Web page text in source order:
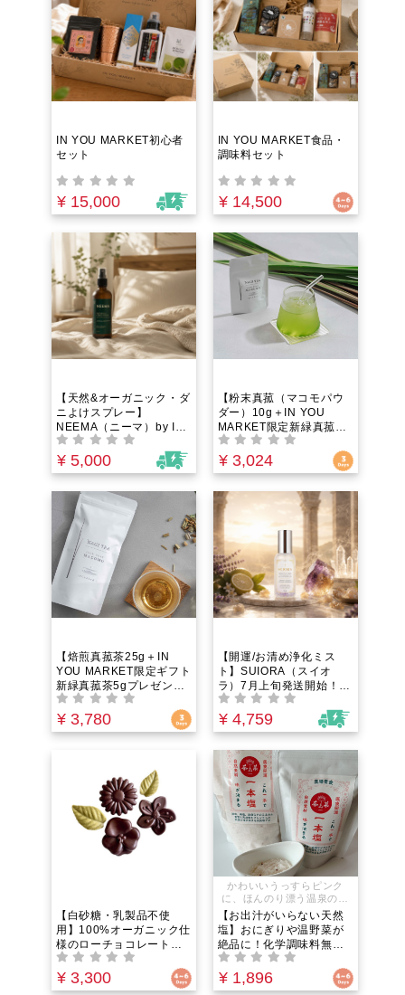
IN YOU MARKET初心者
セット
¥ 15,000
IN YOU MARKET食品・
調味料セット
¥ 14,500
【天然&オーガニック・ダ
ニよけスプレー】
NEEMA（ニーマ）by IN
YOU｜ベッドや布団に直
接使える殺虫成分・有害
添加物ゼロの100%植物由
水を一滴も使わずヒバ×ニ
ームの力で大人と子ども
の睡眠環境を安全に守
る！
¥ 5,000
【粉末真菰（マコモパウ
ダー）10g＋IN YOU
MARKET限定新緑真菰茶
5gプレゼント】NAGI
TEA 島根県安来市・清水
寺の麓に自生する野生の
¥ 3,024
【焙煎真菰茶25g＋IN
YOU MARKET限定ギフト
新緑真菰茶5gプレゼン
ト】NAGI TEA ｜香ばし
くやさしく。島根県安来
市・清水寺の麓で育った
¥ 3,780
【開運/お清め浄化ミス
ト】SUIORA（スイオ
ラ）7月上旬発送開始！IN
YOUオリジナル｜マイナ
スをプラスに転じエネル
ギーを高めるオーガニッ
と植物の力で空間エネル
ギーを整え、豊かさを呼
び込む無添加ルームフレ
グランス・持ち歩き用お
守りにも！
¥ 4,759
【白砂糖・乳製品不使
用】100%オーガニック仕
様のローチョコレート
（カカオ71%）生きた酵
素を食べる！緑茶の4倍の
抗酸化力！｜個包装5個入
¥ 3,300
かわいいうっすらピンク
に、ほんのり漂う温泉の香
り。太陽の恵みをたっぷり
浴びたチベット高原の「天
日湖塩」に、厳選し海塩・
岩塩を調和させた自然の味
覚です。塩だけのシンプル
な味付けで素材の味を最大
限に引き
【お出汁がいらない天然
塩】おにぎりや温野菜が
絶品に！化学調味料無添
加・チベット産天日湖塩
ベースの極上ブレンド塩
と、五葷不使用・ヴィー
¥ 1,896